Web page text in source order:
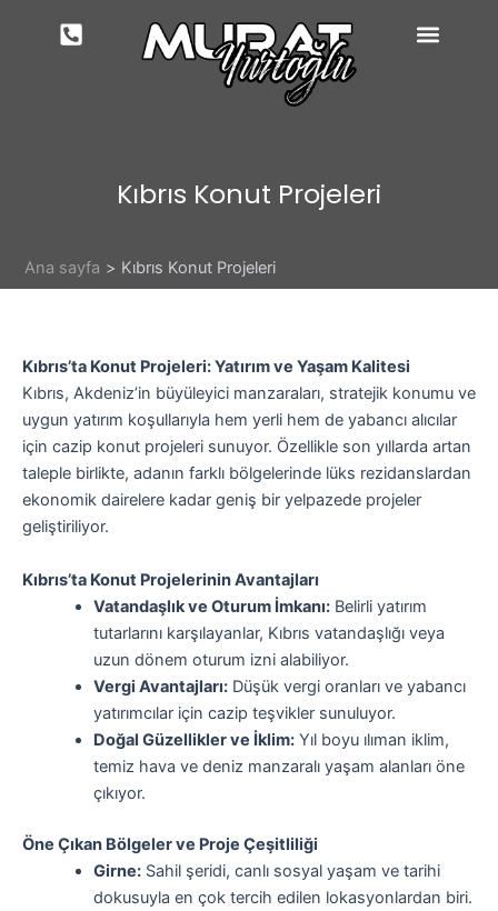
Kıbrıs Konut Projeleri
Ana sayfa Kıbrıs Konut Projeleri
Kıbrıs’ta Konut Projeleri: Yatırım ve Yaşam Kalitesi
Kıbrıs, Akdeniz’in büyüleyici manzaraları, stratejik konumu ve
uygun yatırım koşullarıyla hem yerli hem de yabancı alıcılar
için cazip konut projeleri sunuyor. Özellikle son yıllarda artan
taleple birlikte, adanın farklı bölgelerinde lüks rezidanslardan
ekonomik dairelere kadar geniş bir yelpazede projeler
geliştiriliyor.
Kıbrıs’ta Konut Projelerinin Avantajları
Vatandaşlık ve Oturum İmkanı:Belirli yatırım
tutarlarını karşılayanlar, Kıbrıs vatandaşlığı veya
uzun dönem oturum izni alabiliyor.
Vergi Avantajları:Düşük vergi oranları ve yabancı
yatırımcılar için cazip teşvikler sunuluyor.
Doğal Güzellikler ve İklim:Yıl boyu ılıman iklim,
temiz hava ve deniz manzaralı yaşam alanları öne
çıkıyor.
Öne Çıkan Bölgeler ve Proje Çeşitliliği
Girne:Sahil şeridi, canlı sosyal yaşam ve tarihi
dokusuyla en çok tercih edilen lokasyonlardan biri.